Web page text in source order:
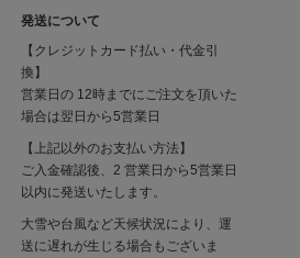
発送について
【クレジットカード払い・代金引
換】
営業日の 12時までにご注文を頂いた
場合は翌日から5営業日
【上記以外のお支払い方法】
ご入金確認後、2 営業日から5営業日
以内に発送いたします。
大雪や台風など天候状況により、運
送に遅れが生じる場合もございま